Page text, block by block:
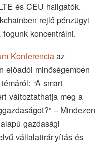
és CEU hallgatók.
rejlő pénzügyi
koncentrálni.
Konferencia az
előadói minőségemben
“A smart
változtathatja meg a
– Mindezen
gazdasági
vállalatirányítás és